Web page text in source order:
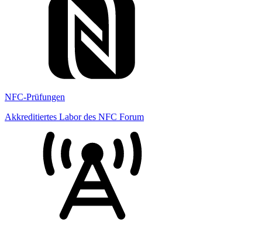
NFC-Prüfungen
Akkreditiertes Labor des NFC Forum